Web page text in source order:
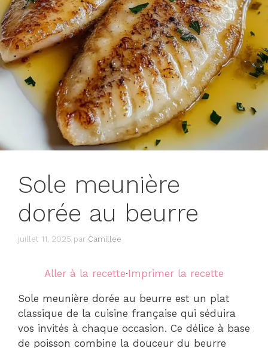
Sole meunière
dorée au beurre
juillet 11, 2025 par Camillee
Aller à la recette·Imprimer la recette
Sole meunière dorée au beurre est un plat
classique de la cuisine française qui séduira
vos invités à chaque occasion. Ce délice à base
de poisson combine la douceur du beurre